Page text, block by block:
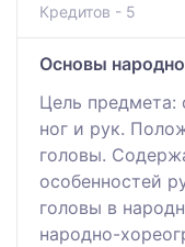
Кредитов - 5
Основы
Цель предмета:
ног и рук.
головы.
особенностей
головы в
народно-